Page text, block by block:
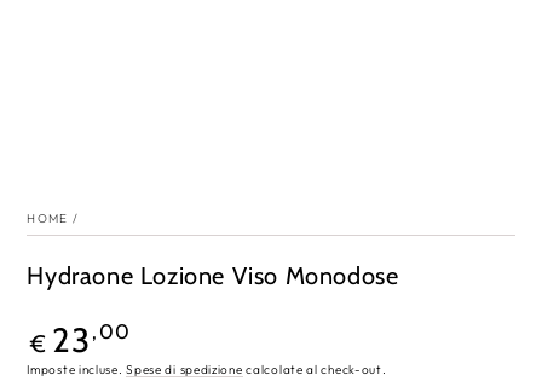
HOME /
Hydraone Lozione Viso Monodose
Prezzo
regolare
€ 23 ,00
Imposte incluse.Spese di spedizione calcolate al check-out.